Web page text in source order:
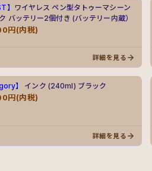
】 ワイヤレス ペン型タトゥーマシーン
バッテリー2個付き (バッテリー内蔵）
円(内税)
詳細を見る
】 インク (240ml) ブラック
円(内税)
詳細を見る